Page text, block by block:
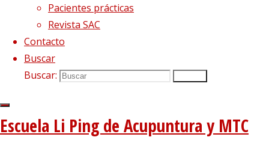
Pacientes prácticas
Revista SAC
Contacto
Buscar
Buscar:
Escuela Li Ping de Acupuntura y MTC
Te confirmamos la plaza para la Jornada